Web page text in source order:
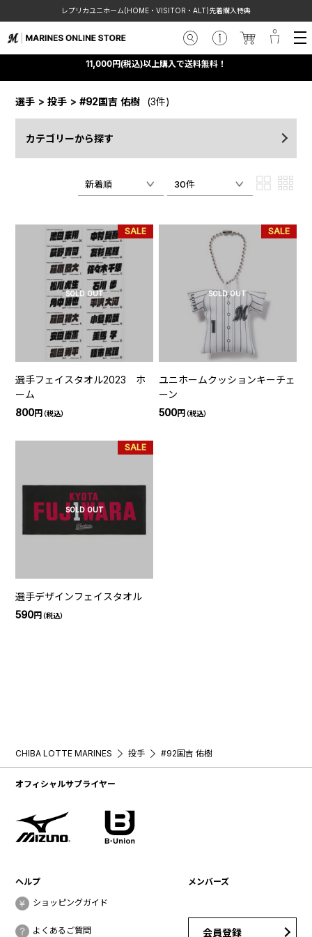
レプリカユニホーム(HOME・VISITOR・ALT)先着購入特典
11,000円(税込)以上購入で送料無料！
選手 >投手 >#92国吉 佑樹 (3件)
カテゴリーから探す
新着順 30件
SOLD OUT
SALE
選手フェイスタオル2023 ホ
ーム
800円（税込）
SOLD OUT
SALE
ユニホームクッションキーチェ
ーン
500円（税込）
SOLD OUT
SALE
選手デザインフェイスタオル
590円（税込）
CHIBA LOTTE MARINES 投手 #92国吉 佑樹
オフィシャルサプライヤー
ヘルプ
ショッピングガイド
よくあるご質問
メンバーズ
会員登録